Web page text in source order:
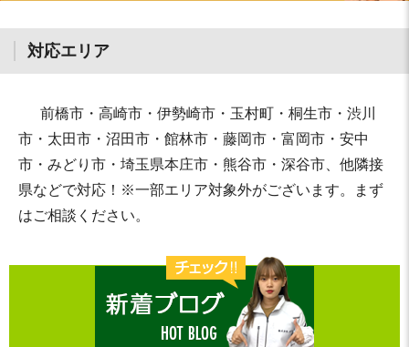
対応エリア
前橋市・高崎市・伊勢崎市・玉村町・桐生市・渋川
市・太田市・沼田市・館林市・藤岡市・富岡市・安中
市・みどり市・埼玉県本庄市・熊谷市・深谷市、他隣接
県などで対応！※一部エリア対象外がございます。まず
はご相談ください。